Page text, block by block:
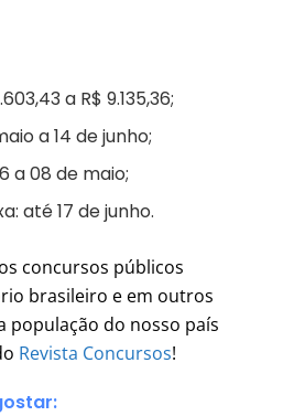
a R$ 9.135,36;
a 14 de junho;
a 08 de maio;
até 17 de junho.
concursos públicos
brasileiro e em outros
população do nosso país
Revista Concursos!